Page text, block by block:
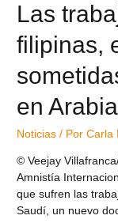
Las
filipinas,
en
Noticias / PorCarla
© Veejay
Amnistía
que sufren las
Saudí, un nuevo